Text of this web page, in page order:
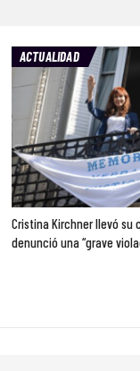
ACTUALIDAD
Cristina Kirchner llevó su
denunció una “grave